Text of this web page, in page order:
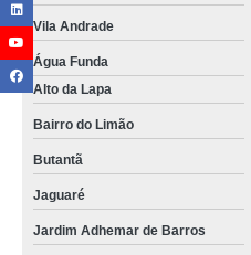
Vila Andrade
Água Funda
Alto da Lapa
Bairro do Limão
Butantã
Jaguaré
Jardim Adhemar de Barros